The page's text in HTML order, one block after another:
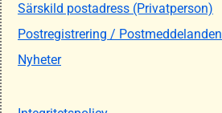
Särskild postadress (Privatperson)
Postregistrering / Postmeddelanden
Nyheter